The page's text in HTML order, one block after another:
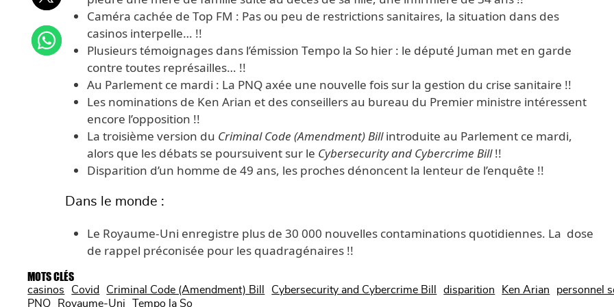
Caméra cachée de Top FM : Pas ou peu de restrictions sanitaires, la situation dans des
casinos interpelle… !!
Plusieurs témoignages dans l’émission Tempo la So hier : le député Juman met en garde
contre toutes représailles… !!
Au Parlement ce mardi : La PNQ axée une nouvelle fois sur la gestion du crise sanitaire !!
Les nominations de Ken Arian et des conseillers au bureau du Premier ministre intéressent
encore l’opposition !!
La troisième version du Criminal Code (Amendment) Billintroduite au Parlement ce mardi,
alors que les débats se poursuivent sur le Cybersecurity and Cybercrime Bill!!
Disparition d’un homme de 49 ans, les proches dénoncent la lenteur de l’enquête !!
Dans le monde :
Le Royaume-Uni enregistre plus de 30 000 nouvelles contaminations quotidiennes. La dose
de rappel préconisée pour les quadragénaires !!
MOTS CLÉS
casinos Covid Criminal Code (Amendment) Bill Cybersecurity and Cybercrime Bill disparition Ken Arian
personnel
PNQ
Royaume-Uni Tempo la So